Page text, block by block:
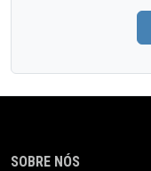
SOBRE NÓS